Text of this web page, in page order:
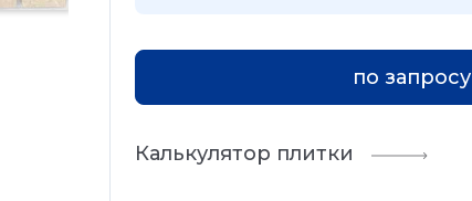
по запросу
Калькулятор плитки